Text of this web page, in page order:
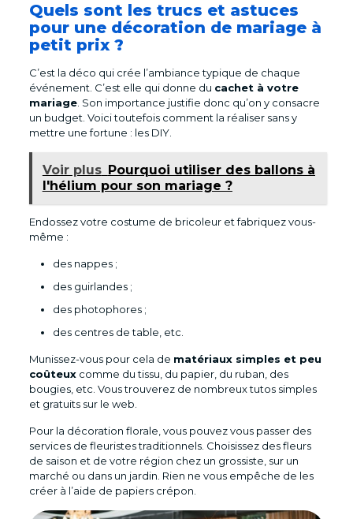
Quels sont les trucs et astuces
pour une décoration de mariage à
petit prix ?
C’est la déco qui crée l’ambiance typique de chaque
événement. C’est elle qui donne du cachet à votre
mariage. Son importance justifie donc qu’on y consacre
un budget. Voici toutefois comment la réaliser sans y
mettre une fortune : les DIY.
Voir plus Pourquoi utiliser des ballons à
l'hélium pour son mariage ?
Endossez votre costume de bricoleur et fabriquez vous-
même :
des nappes ;
des guirlandes ;
des photophores ;
des centres de table, etc.
Munissez-vous pour cela de matériaux simples et peu
coûteuxcomme du tissu, du papier, du ruban, des
bougies, etc. Vous trouverez de nombreux tutos simples
et gratuits sur le web.
Pour la décoration florale, vous pouvez vous passer des
services de fleuristes traditionnels. Choisissez des fleurs
de saison et de votre région chez un grossiste, sur un
marché ou dans un jardin. Rien ne vous empêche de les
créer à l’aide de papiers crépon.